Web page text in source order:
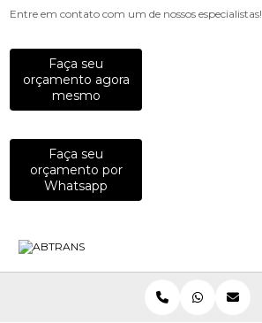
Entre em contato com um de nossos especialistas!
Faça seu
orçamento agora
mesmo
Faça seu
orçamento por
Whatsapp